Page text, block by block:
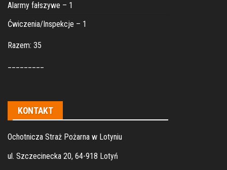
Alarmy fałszywe – 1
Ćwiczenia/Inspekcje – 1
Razem: 35
KONTAKT
Ochotnicza Straż Pożarna w Lotyniu
ul. Szczecinecka 20, 64-918 Lotyń